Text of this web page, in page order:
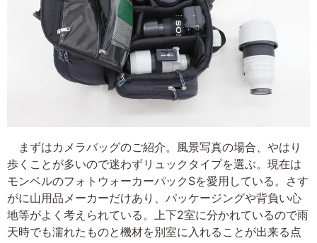
まずはカメラバッグのご紹介。風景写真の場合、やはり
歩くことが多いので迷わずリュックタイプを選ぶ。現在は
モンベルのフォトウォーカーパックSを愛用している。さす
がに山用品メーカーだけあり、パッケージングや背負い心
地等がよく考えられている。上下2室に分かれているので雨
天時でも濡れたものと機材を別室に入れることが出来る点